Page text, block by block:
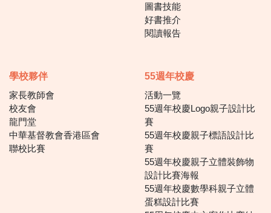
圖書技能
好書推介
閱讀報告
學校夥伴
家長教師會
校友會
龍門堂
中華基督教會香港區會
聯校比賽
55週年校慶
活動一覽
55週年校慶Logo親子設計比
賽
55週年校慶親子標語設計比
賽
55週年校慶親子立體裝飾物
設計比賽海報
55週年校慶數學科親子立體
蛋糕設計比賽